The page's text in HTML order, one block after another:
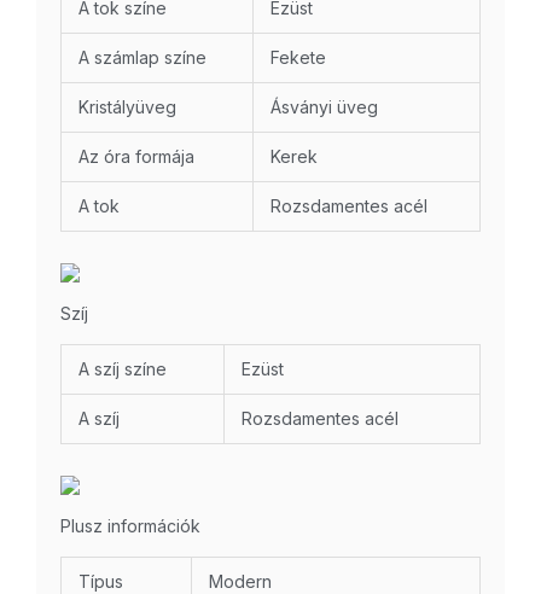
A tok színe Ezüst
A számlap színe Fekete
Kristályüveg Ásványi üveg
Az óra formája Kerek
A tok Rozsdamentes acél
Szíj
A szíj színe Ezüst
A szíj Rozsdamentes acél
Plusz információk
Típus Modern